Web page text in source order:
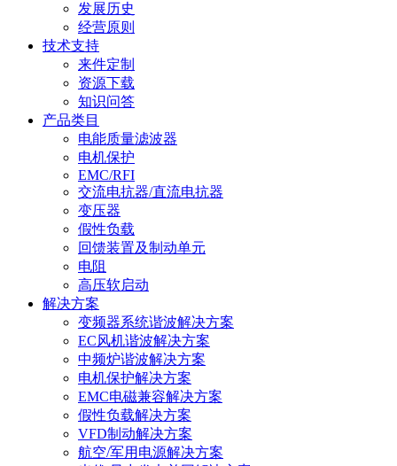
发展历史
经营原则
技术支持
来件定制
资源下载
知识问答
产品类目
电能质量滤波器
电机保护
EMC/RFI
交流电抗器/直流电抗器
变压器
假性负载
回馈装置及制动单元
电阻
高压软启动
解决方案
变频器系统谐波解决方案
EC风机谐波解决方案
中频炉谐波解决方案
电机保护解决方案
EMC电磁兼容解决方案
假性负载解决方案
VFD制动解决方案
航空/军用电源解决方案